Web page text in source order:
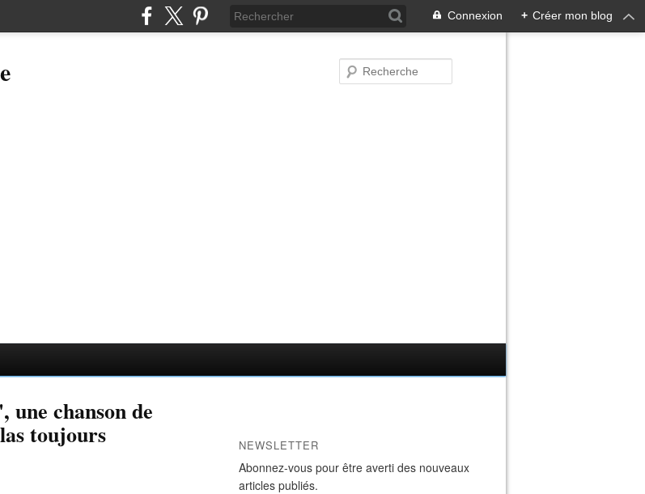
Connexion + Créer mon blog
une chanson de
toujours NEWSLETTER
Abonnez-vous pour être averti des nouveaux
articles publiés.